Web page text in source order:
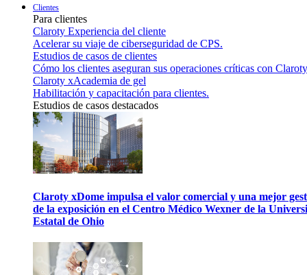
Clientes
Para clientes
Claroty Experiencia del cliente
Acelerar su viaje de ciberseguridad de CPS.
Estudios de casos de clientes
Cómo los clientes aseguran sus operaciones críticas con
Claroty xAcademia de gel
Habilitación y capacitación para clientes.
Estudios de casos destacados
Claroty xDome impulsa el valor comercial y una mejor
de la exposición en el Centro Médico Wexner de la
Estatal de Ohio